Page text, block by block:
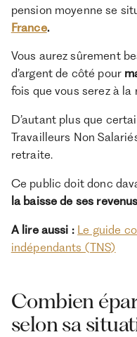
pension moyenne se
France.
Vous aurez sûrement
d’argent de côté pour
fois que vous serez à la
D’autant plus que
Travailleurs Non
retraite.
Ce public doit donc
la baisse de ses
A lire aussi : Le guide
indépendants (TNS)
Combien
selon sa